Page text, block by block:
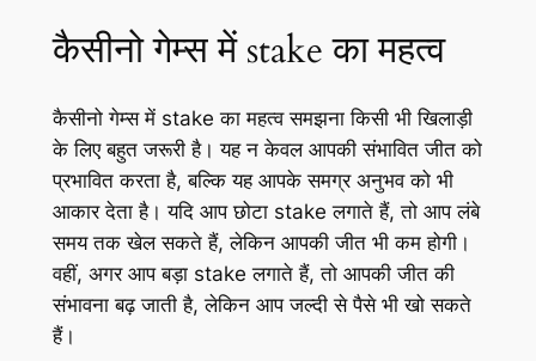
कैसीनो गेम्स में stake का महत्व
कैसीनो गेम्स में stake का महत्व समझना किसी भी खिलाड़ी
के लिए बहुत जरूरी है। यह न केवल आपकी संभावित जीत को
प्रभावित करता है, बल्कि यह आपके समग्र अनुभव को भी
आकार देता है। यदि आप छोटा stake लगाते हैं, तो आप लंबे
समय तक खेल सकते हैं, लेकिन आपकी जीत भी कम होगी।
वहीं, अगर आप बड़ा stake लगाते हैं, तो आपकी जीत की
संभावना बढ़ जाती है, लेकिन आप जल्दी से पैसे भी खो सकते
हैं।